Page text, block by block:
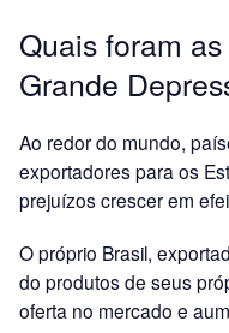
Quais foram
Grande
Ao redor do mundo,
exportadores para os
prejuízos crescer em
O próprio Brasil,
do produtos de seus
oferta no mercado e